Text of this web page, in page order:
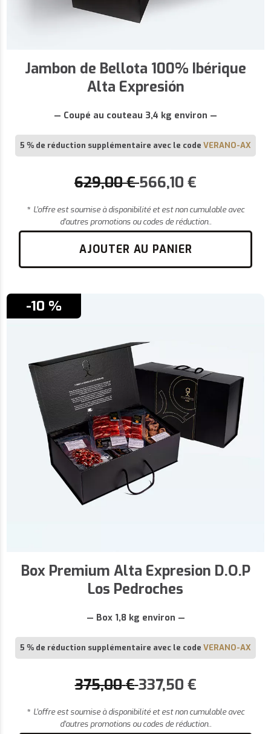
Jambon de Bellota 100% Ibérique
Alta Expresión
— Coupé au couteau 3,4 kg environ —
5 % de réduction supplémentaire avec le code VERANO-AX
629,00€ 566,10 €
* L’offre est soumise à disponibilité et est non cumulable avec
d’autres promotions ou codes de réduction..
AJOUTER AU PANIER
-10 %
Box Premium Alta Expresion D.O.P
Los Pedroches
— Box 1,8 kg environ —
5 % de réduction supplémentaire avec le code VERANO-AX
375,00€337,50 €
* L’offre est soumise à disponibilité et est non cumulable avec
d’autres promotions ou codes de réduction..